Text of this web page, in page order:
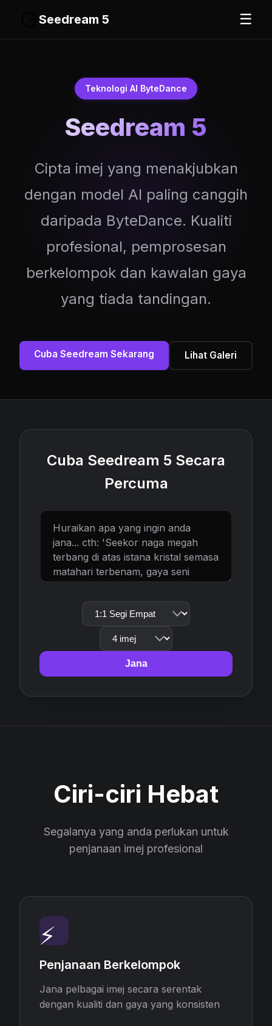
Seedream 5 ☰
Teknologi AI ByteDance
Seedream 5
Cipta imej yang menakjubkan
dengan model AI paling canggih
daripada ByteDance. Kualiti
profesional, pemprosesan
berkelompok dan kawalan gaya
yang tiada tandingan.
Cuba Seedream Sekarang Lihat Galeri
Cuba Seedream 5 Secara
Percuma
Jana
Ciri-ciri Hebat
Segalanya yang anda perlukan untuk
penjanaan imej profesional
⚡
Penjanaan Berkelompok
Jana pelbagai imej secara serentak
dengan kualiti dan gaya yang konsisten